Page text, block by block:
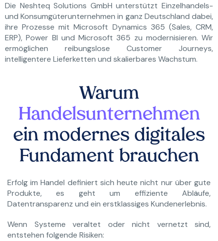
Die Neshteq Solutions GmbH unterstützt Einzelhandels-
und Konsumgüterunternehmen in ganz Deutschland dabei,
ihre Prozesse mit Microsoft Dynamics 365 (Sales, CRM,
ERP), Power BI und Microsoft 365 zu modernisieren. Wir
ermöglichen reibungslose Customer Journeys,
intelligentere Lieferketten und skalierbares Wachstum.
Warum
Handelsunternehmen
ein modernes digitales
Fundament brauchen
Erfolg im Handel definiert sich heute nicht nur über gute
Produkte, es geht um effiziente Abläufe,
Datentransparenz und ein erstklassiges Kundenerlebnis.
Wenn Systeme veraltet oder nicht vernetzt sind,
entstehen folgende Risiken: